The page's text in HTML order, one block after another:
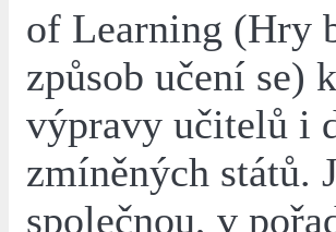
of Learning (Hry
způsob učení se)
výpravy učitelů i
zmíněných států.
společnou, v